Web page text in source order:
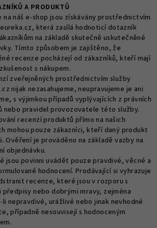
A PRODUKTŮ
na náš e-shop jsou získávány prostřednictvím
která zasílá hodnoticí dotazník
na základě skutečně uskutečněné
Tímto způsobem je zajištěno, že
recenze pocházejí od zákazníků, kteří mají
s nákupem.
zveřejněných prostřednictvím služby
nijak nezasahujeme, neupravujeme je ani
s výjimkou případů vyplývajících z právních
nebo pravidel provozovatele této služby.
recenzí produktů přímo na našich
mohou pouze zákazníci, kteří daný produkt
Ověření je prováděno na základě vazby na
objednávku.
jsou povinni uvádět pouze pravdivé, věcné a
hodnocení. Prodávající si vyhrazuje
recenze, které jsou v rozporu s
předpisy nebo dobrými mravy, zejména
li nepravdivé, urážlivé nebo jinak nevhodné
případně nesouvisejí s hodnoceným